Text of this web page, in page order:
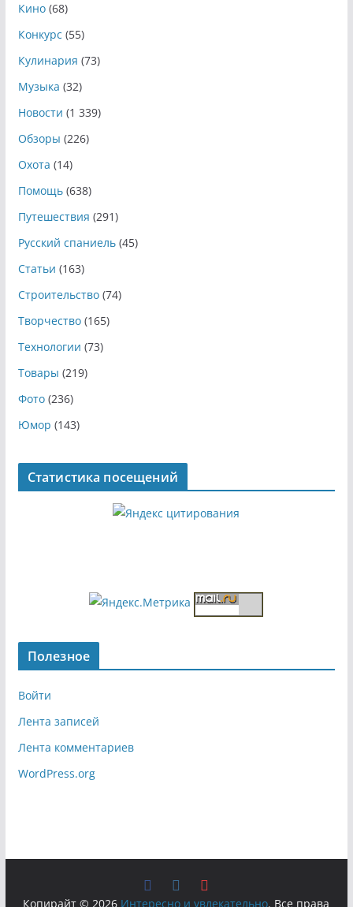
Кино(68)
Конкурс (55)
Кулинария (73)
Музыка (32)
Новости (1 339)
Обзоры (226)
Охота (14)
Помощь(638)
Путешествия (291)
Русский спаниель(45)
Статьи (163)
Строительство(74)
Творчество(165)
Технологии (73)
Товары (219)
Фото(236)
Юмор (143)
Статистика посещений
Полезное
Войти
Лента записей
Лента комментариев
WordPress.org
Копирайт © 2026 Интересно и увлекательно. Все права